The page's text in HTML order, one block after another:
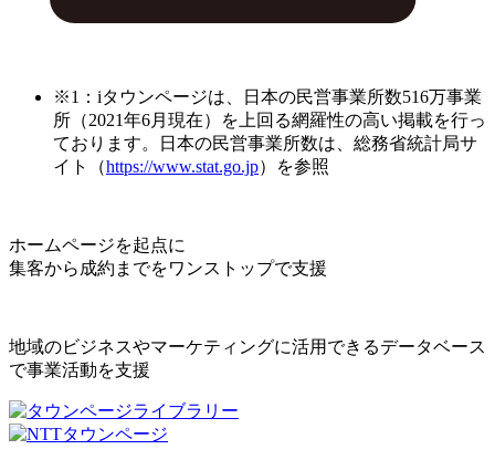
※1：iタウンページは、日本の民営事業所数516万事業
所（2021年6月現在）を上回る網羅性の高い掲載を行っ
ております。日本の民営事業所数は、総務省統計局サ
イト（https://www.stat.go.jp）を参照
ホームページを起点に
集客から成約までをワンストップで支援
地域のビジネスやマーケティングに活用できるデータベース
で事業活動を支援